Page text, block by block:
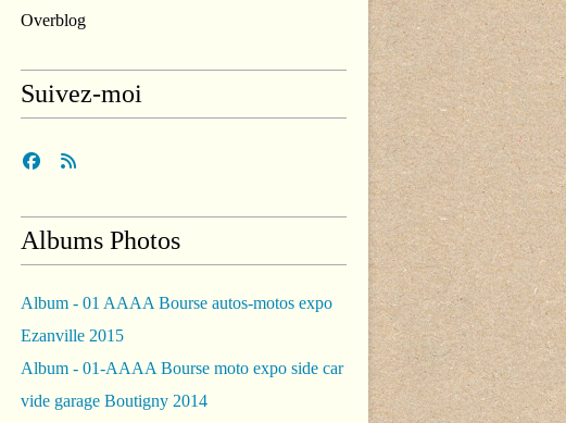
Overblog
Suivez-moi
Albums Photos
Album - 01 AAAA Bourse autos-motos expo
Ezanville 2015
Album - 01-AAAA Bourse moto expo side car
vide garage Boutigny 2014